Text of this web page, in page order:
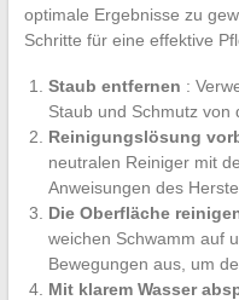
optimale Ergebnisse zu
Schritte für eine effektive
Staub entfernen :
Staub und Schmutz von
Reinigungslösung
neutralen Reiniger mit
Anweisungen des
Die Oberfläche
weichen Schwamm auf
Bewegungen aus, um
Mit klarem Wasser